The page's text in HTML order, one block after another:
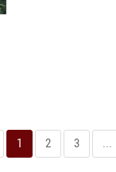
1 2 3 ...